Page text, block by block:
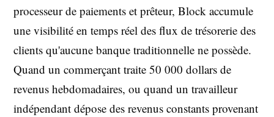
processeur de paiements et prêteur, Block accumule
une visibilité en temps réel des flux de trésorerie des
clients qu'aucune banque traditionnelle ne possède.
Quand un commerçant traite 50 000 dollars de
revenus hebdomadaires, ou quand un travailleur
indépendant dépose des revenus constants provenant